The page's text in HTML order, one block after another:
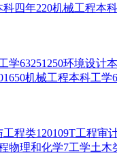
四年220机械工程本
63251250环境设计
机械工程本科工学
程类120109T工程审
物理和化学7工学土